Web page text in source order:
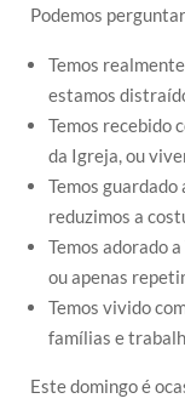
Podemos
Temos
estamos
Temos recebido
da Igreja, ou
Temos guardado
reduzimos a
Temos adorado
ou apenas
Temos vivido
famílias e
Este domingo é